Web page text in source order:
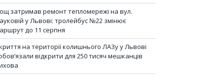
затримав ремонт тепломережі на вул.
у Львові: тролейбус №22 змінює
до 11 серпня
на території колишнього ЛАЗу у Львові
відкрити для 250 тисяч мешканців